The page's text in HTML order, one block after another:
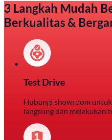
3 Langkah Mudah
Berkualitas &
Test Drive
Hubungi showroom
langsung dan melakukan